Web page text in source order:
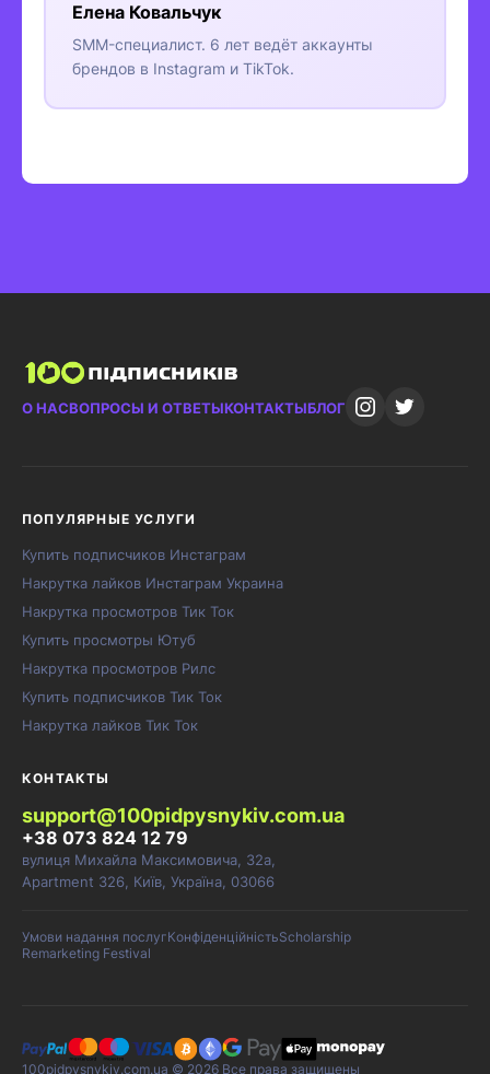
Елена Ковальчук
SMM-специалист. 6 лет ведёт аккаунты
брендов в Instagram и TikTok.
О НАСВОПРОСЫ И ОТВЕТЫКОНТАКТЫБЛОГ
ПОПУЛЯРНЫЕ УСЛУГИ
Купить подписчиков Инстаграм
Накрутка лайков Инстаграм Украина
Накрутка просмотров Тик Ток
Купить просмотры Ютуб
Накрутка просмотров Рилс
Купить подписчиков Тик Ток
Накрутка лайков Тик Ток
КОНТАКТЫ
support@100pidpysnykiv.com.ua
+38 073 824 12 79
вулиця Михайла Максимовича, 32а,
Apartment 326, Київ, Україна, 03066
Умови надання послугКонфіденційністьScholarship
Remarketing Festival
100pidpysnykiv.com.ua © 2026 Все права защищены